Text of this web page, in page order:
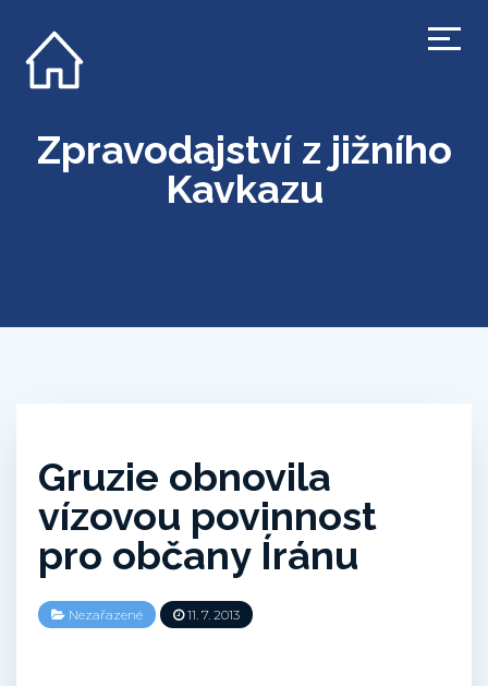
Zpravodajství z jižního
Kavkazu
Gruzie obnovila
vízovou povinnost
pro občany Íránu
Nezařazené 11. 7. 2013